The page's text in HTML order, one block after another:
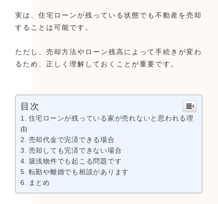
実は、住宅ローンが残っている状態でも不動産を売却
することは可能です。
ただし、売却方法やローン残高によって手続きが変わ
るため、正しく理解しておくことが重要です。
目次
住宅ローンが残っている家が売れないと思われる理
由
売却代金で完済できる場合
売却しても完済できない場合
築浅物件でも起こる問題です
転勤や離婚でも相談があります
まとめ